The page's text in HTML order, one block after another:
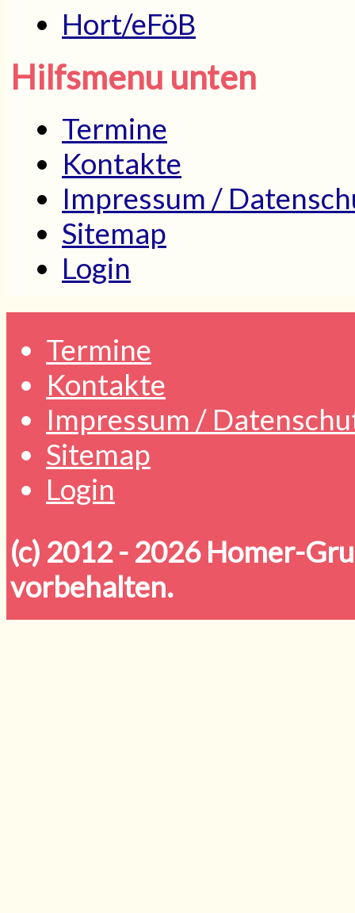
Hort/eFöB
Hilfsmenu unten
Termine
Kontakte
Impressum /
Sitemap
Login
Termine
Kontakte
Impressum /
Sitemap
Login
(c) 2012 - 2026 Homer-
vorbehalten.